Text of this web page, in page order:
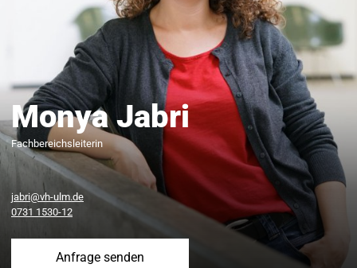
Monya Jabri
Fachbereichsleiterin
jabri@vh-ulm.de
0731 1530-12
Anfrage senden